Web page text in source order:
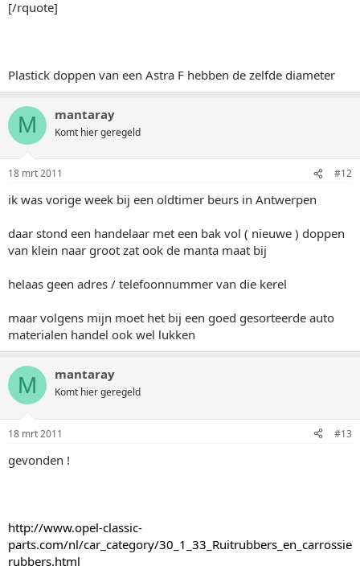
[/rquote]
Plastick doppen van een Astra F hebben de zelfde diameter
M mantaray
Komt hier geregeld
18 mrt 2011 #12
ik was vorige week bij een oldtimer beurs in Antwerpen
daar stond een handelaar met een bak vol ( nieuwe ) doppen
van klein naar groot zat ook de manta maat bij
helaas geen adres / telefoonnummer van die kerel
maar volgens mijn moet het bij een goed gesorteerde auto
materialen handel ook wel lukken
M mantaray
Komt hier geregeld
18 mrt 2011 #13
gevonden !
http://www.opel-classic-
parts.com/nl/car_category/30_1_33_Ruitrubbers_en_carrossie
rubbers.html